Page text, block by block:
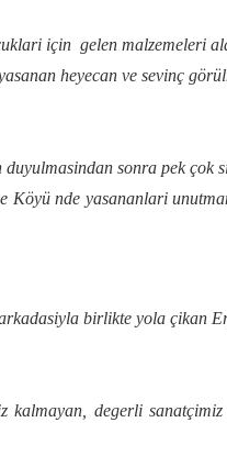
için gelen malzemeleri
heyecan ve sevinç
sonra pek çok
nde yasananlari
birlikte yola çikan
kalmayan, degerli